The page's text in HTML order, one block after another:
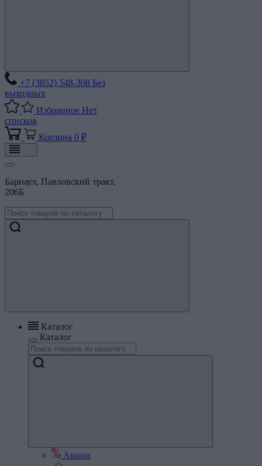
+7 (3852) 548-308 Без
выходных
Избранное Нет
списков
Корзина 0 ₽
Барнаул, Павловский тракт,
206Б
Каталог
Каталог
Акции